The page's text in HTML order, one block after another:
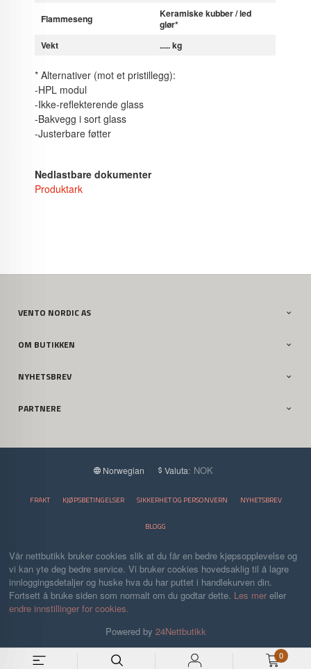
0
Flammeseng
Keramiske kubber / led
glør*
Vekt
..... kg
* Alternativer (mot et pristillegg):
-HPL modul
-Ikke-reflekterende glass
-Bakvegg i sort glass
-Justerbare føtter
Nedlastbare dokumenter
Produktark
VENTO NORDIC AS
OM BUTIKKEN
NYHETSBREV
PARTNERE
Norwegian Valuta: NOK
FRAKT KJØPSBETINGELSER SIKKERHET OG PERSONVERN NYHETSBREV
BLOGG
Vår nettbutikk bruker cookies slik at du får en bedre kjøpsopplevelse og
vi kan yte deg bedre service. Vi bruker cookies hovedsaklig til å lagre
innloggingsdetaljer og huske hva du har puttet i handlekurven din.
Fortsett å bruke siden som normalt om du godtar dette. Les mer eller
endre innstillinger for cookies.
Powered by 24Nettbutikk